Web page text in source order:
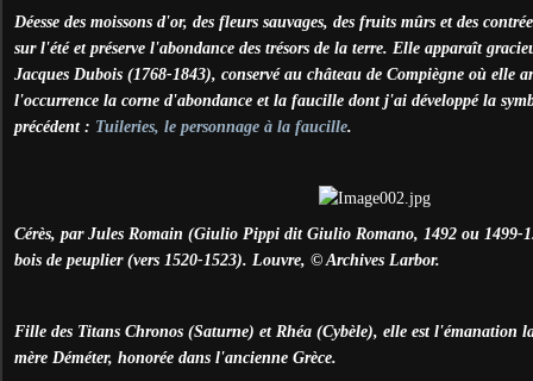
Déesse des moissons d'or, des fleurs sauvages, des fruits mûrs et des
sur l'été et préserve l'abondance des trésors de la terre. Elle apparaît
Jacques Dubois (1768-1843), conservé au château de Compiègne où elle
l'occurrence la corne d'abondance et la faucille dont j'ai développé la
précédent : Tuileries, le personnage à la faucille.
Cérès, par Jules Romain (Giulio Pippi dit Giulio Romano, 1492 ou
bois de peuplier (vers 1520-1523). Louvre, © Archives Larbor.
Fille des Titans Chronos (Saturne) et Rhéa (Cybèle), elle est l'émanation
mère Déméter, honorée dans l'ancienne Grèce.